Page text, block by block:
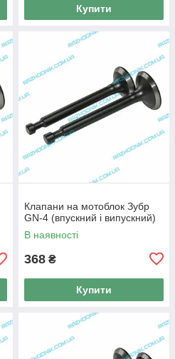
Купити
Клапани на мотоблок Зубр
GN-4 (впускний і випускний)
В наявності
368 ₴
Купити